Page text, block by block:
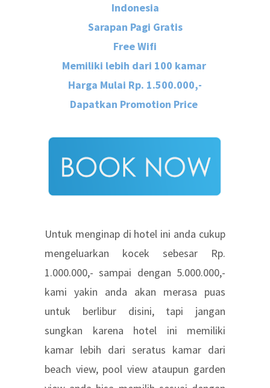
Indonesia
Sarapan Pagi Gratis
Free Wifi
Memiliki lebih dari 100 kamar
Harga Mulai Rp. 1.500.000,-
Dapatkan Promotion Price
Untuk menginap di hotel ini anda cukup
mengeluarkan kocek sebesar Rp.
1.000.000,- sampai dengan 5.000.000,-
kami yakin anda akan merasa puas
untuk berlibur disini, tapi jangan
sungkan karena hotel ini memiliki
kamar lebih dari seratus kamar dari
beach view, pool view ataupun garden